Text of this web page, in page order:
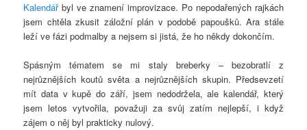
Kalendářbyl ve znamení improvizace. Po nepodařených rajkách
jsem chtěla zkusit záložní plán v podobě papoušků. Ara stále
leží ve fázi podmalby a nejsem si jistá, že ho někdy dokončím.
Spásným tématem se mi staly breberky – bezobratlí z
nejrůznějších koutů světa a nejrůznějších skupin. Předsevzetí
mít data v kupě do září, jsem nedodržela, ale kalendář, který
jsem letos vytvořila, považuji za svůj zatím nejlepší, i když
zájem o něj byl prakticky nulový.